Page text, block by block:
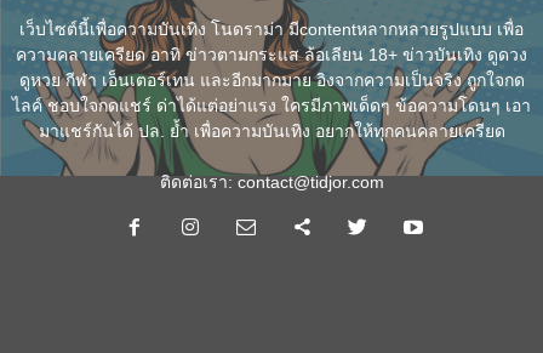
เว็บไซต์นี้เพื่อความบันเทิง โนดราม่า มีcontentหลากหลายรูปแบบ เพื่อ
ความคลายเครียด อาทิ ข่าวตามกระแส ล้อเลียน 18+ ข่าวบันเทิง ดูดวง
ดูหวย กีฬา เอ็นเตอร์เทน และอีกมากมาย อิงจากความเป็นจริง ถูกใจกด
ไลค์ ชอบใจกดแชร์ ด่าได้แต่อย่าแรง ใครมีภาพเด็ดๆ ข้อความโดนๆ เอา
มาแชร์กันได้ ปล. ย้ำ เพื่อความบันเทิง อยากให้ทุกคนคลายเครียด
ติดต่อเรา: contact@tidjor.com